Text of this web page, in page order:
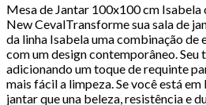
Mesa de Jantar 100x100 cm
New CevalTransforme sua sala de
da linha Isabela uma combinação de
com um design contemporâneo.
adicionando um toque de requinte
mais fácil a limpeza. Se você está em
jantar que una beleza, resistência e